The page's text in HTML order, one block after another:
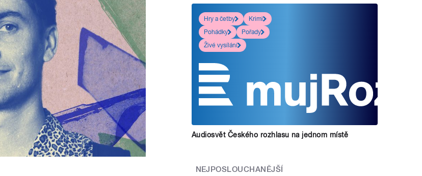
Hry a četby
Krimi
Pohádky
Pořady
Živé vysílání
Audiosvět Českého rozhlasu na jednom místě
NEJPOSLOUCHANĚJŠÍ